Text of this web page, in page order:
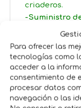
Para ofrecer las
tecnologías como
acceder a la
consentimiento de
procesar datos
navegación o las
criaderos.
-Suministro
nivel
frecuentes.
-Material
con
limpiar.
-Fácil
práctico para